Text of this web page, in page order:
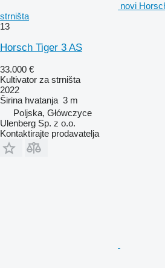
novi
strništa
13
Horsch Tiger 3 AS
33.000 €
Kultivator za strništa
2022
Širina hvatanja 3 m
Poljska, Główczyce
Ulenberg Sp. z o.o.
Kontaktirajte prodavatelja